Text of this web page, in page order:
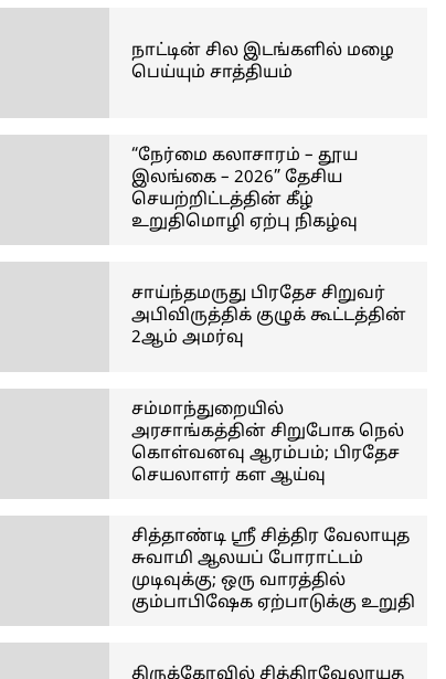
நாட்டின் சில இடங்களில் மழை
பெய்யும் சாத்தியம்
“நேர்மை கலாசாரம் – தூய
இலங்கை – 2026” தேசிய
செயற்றிட்டத்தின் கீழ்
உறுதிமொழி ஏற்பு நிகழ்வு
சாய்ந்தமருது பிரதேச சிறுவர்
அபிவிருத்திக் குழுக் கூட்டத்தின்
2ஆம் அமர்வு
சம்மாந்துறையில்
அரசாங்கத்தின் சிறுபோக நெல்
கொள்வனவு ஆரம்பம்; பிரதேச
செயலாளர் கள ஆய்வு
சித்தாண்டி ஸ்ரீ சித்திர வேலாயுத
சுவாமி ஆலயப் போராட்டம்
முடிவுக்கு; ஒரு வாரத்தில்
கும்பாபிஷேக ஏற்பாடுக்கு உறுதி